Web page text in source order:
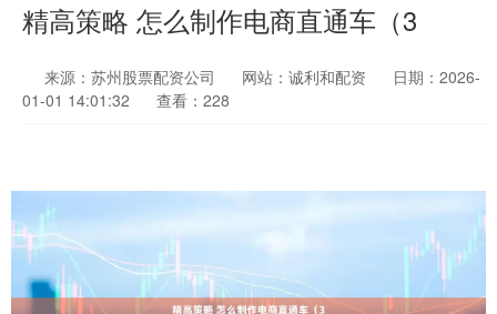
精高策略 怎么制作电商直通车（3
来源：苏州股票配资公司 网站：诚利和配资
日期：2026-
01-01 14:01:32
查看：228